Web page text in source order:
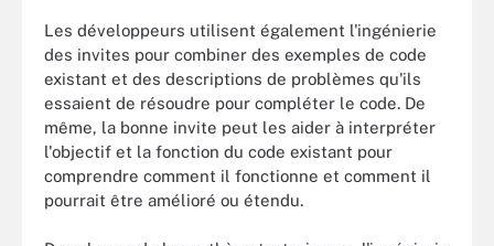
Les développeurs utilisent également l'ingénierie
des invites pour combiner des exemples de code
existant et des descriptions de problèmes qu'ils
essaient de résoudre pour compléter le code. De
même, la bonne invite peut les aider à interpréter
l'objectif et la fonction du code existant pour
comprendre comment il fonctionne et comment il
pourrait être amélioré ou étendu.